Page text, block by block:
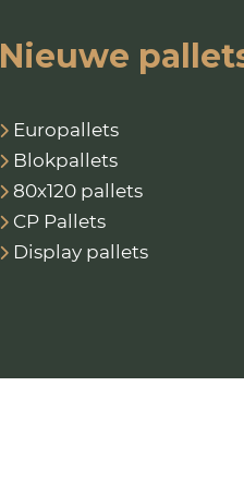
Nieuwe
Europallets
Blokpallets
80x120 pallets
CP Pallets
Display pallets